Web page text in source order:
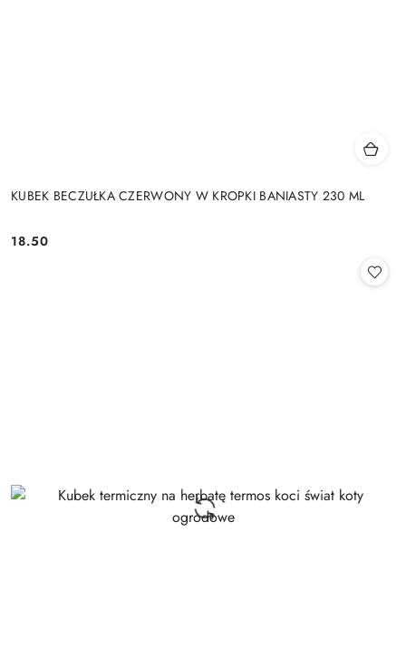
KUBEK BECZUŁKA CZERWONY W KROPKI BANIASTY 230 ML
Cena:
18.50